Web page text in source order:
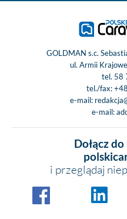
GOLDMAN s.c.
ul. Armii
tel. 58
tel./fax:
e-mail:
e-mail:
Dołącz
i przeglądaj